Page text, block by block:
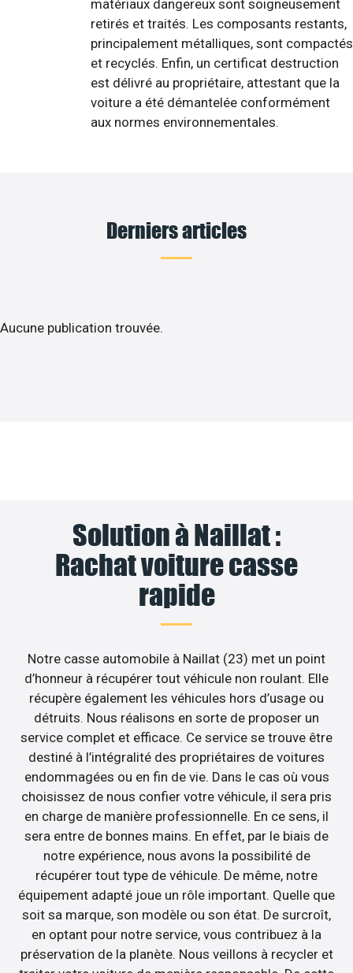
matériaux dangereux sont soigneusement
retirés et traités. Les composants restants,
principalement métalliques, sont compactés
et recyclés. Enfin, un certificat destruction
est délivré au propriétaire, attestant que la
voiture a été démantelée conformément
aux normes environnementales.
Derniers articles
Aucune publication trouvée.
Solution à Naillat :
Rachat voiture casse
rapide
Notre casse automobile à Naillat (23) met un point
d’honneur à récupérer tout véhicule non roulant. Elle
récupère également les véhicules hors d’usage ou
détruits. Nous réalisons en sorte de proposer un
service complet et efficace. Ce service se trouve être
destiné à l’intégralité des propriétaires de voitures
endommagées ou en fin de vie. Dans le cas où vous
choisissez de nous confier votre véhicule, il sera pris
en charge de manière professionnelle. En ce sens, il
sera entre de bonnes mains. En effet, par le biais de
notre expérience, nous avons la possibilité de
récupérer tout type de véhicule. De même, notre
équipement adapté joue un rôle important. Quelle que
soit sa marque, son modèle ou son état. De surcroît,
en optant pour notre service, vous contribuez à la
préservation de la planète. Nous veillons à recycler et